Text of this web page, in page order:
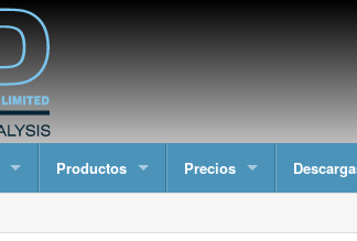
Productos Precios